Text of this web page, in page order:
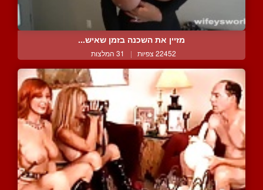
מזיין את השכנה בזמן שאיש...
22452 צפיות | 31 המלצות